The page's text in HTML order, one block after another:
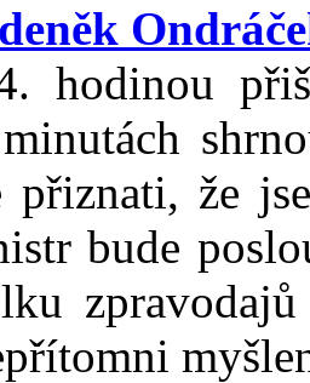
hodinou
přiznati, že
bude